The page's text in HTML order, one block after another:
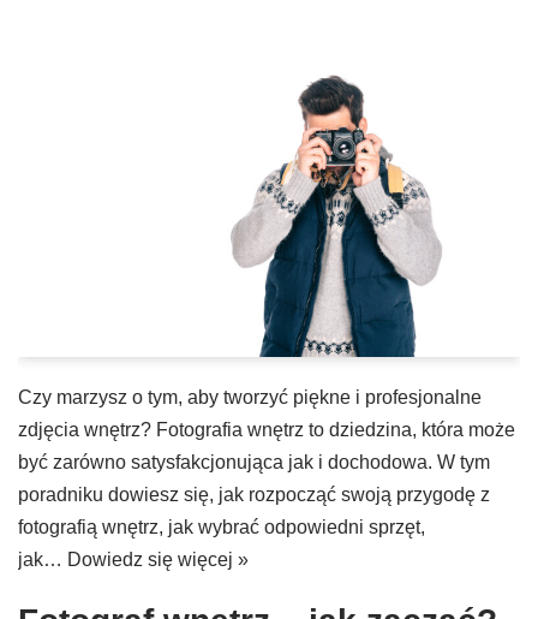
Czy marzysz o tym, aby tworzyć piękne i profesjonalne
zdjęcia wnętrz? Fotografia wnętrz to dziedzina, która może
być zarówno satysfakcjonująca jak i dochodowa. W tym
poradniku dowiesz się, jak rozpocząć swoją przygodę z
fotografią wnętrz, jak wybrać odpowiedni sprzęt,
jak… Dowiedz się więcej »